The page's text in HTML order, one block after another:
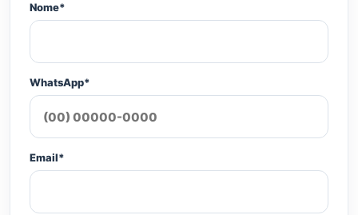
Nome*
WhatsApp*
Email*